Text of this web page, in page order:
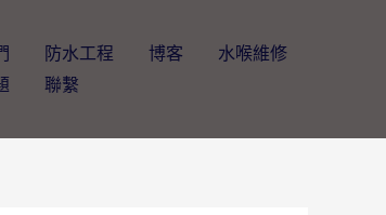
防水工程 博客
水喉維修
聯繫